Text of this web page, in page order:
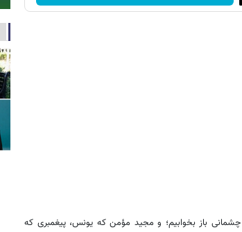
باز بخوابیم؛ و مجید مؤمن که یونس، پیغمبری که